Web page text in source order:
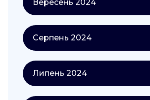
Вересень 2024
Серпень 2024
Липень 2024